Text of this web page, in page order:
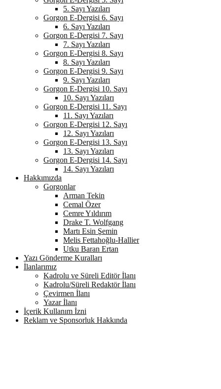
5. Sayı Yazıları
Gorgon E-Dergisi 6. Sayı
6. Sayı Yazıları
Gorgon E-Dergisi 7. Sayı
7. Sayı Yazıları
Gorgon E-Dergisi 8. Sayı
8. Sayı Yazıları
Gorgon E-Dergisi 9. Sayı
9. Sayı Yazıları
Gorgon E-Dergisi 10. Sayı
10. Sayı Yazıları
Gorgon E-Dergisi 11. Sayı
11. Sayı Yazıları
Gorgon E-Dergisi 12. Sayı
12. Sayı Yazıları
Gorgon E-Dergisi 13. Sayı
13. Sayı Yazıları
Gorgon E-Dergisi 14. Sayı
14. Sayı Yazıları
Hakkımızda
Gorgonlar
Arman Tekin
Cemal Özer
Cemre Yıldırım
Drake T. Wolfgang
Martı Esin Şemin
Melis Fettahoğlu-Hallier
Utku Baran Ertan
Yazı Gönderme Kuralları
İlanlarımız
Kadrolu ve Süreli Editör İlanı
Kadrolu/Süreli Redaktör İlanı
Çevirmen İlanı
Yazar İlanı
İçerik Kullanım İzni
Reklam ve Sponsorluk Hakkında